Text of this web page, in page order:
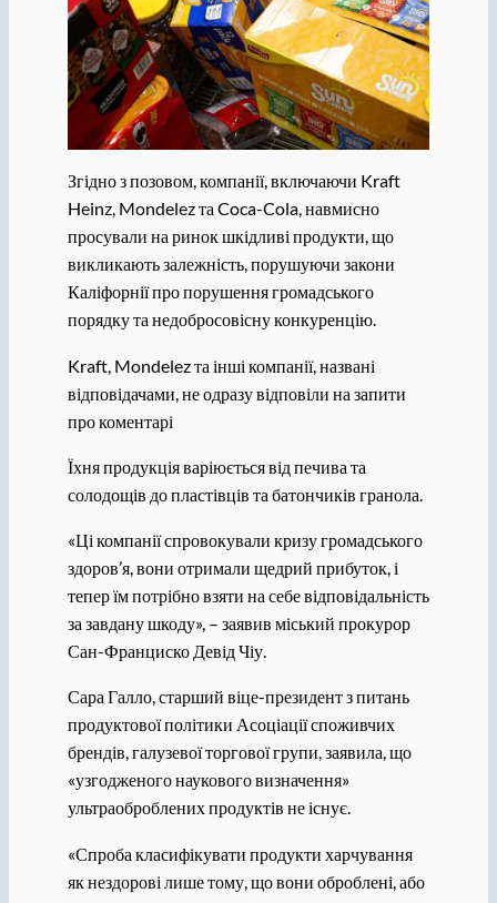
Згідно з позовом, компанії, включаючи Kraft
Heinz, Mondelez та Coca-Cola, навмисно
просували на ринок шкідливі продукти, що
викликають залежність, порушуючи закони
Каліфорнії про порушення громадського
порядку та недобросовісну конкуренцію.
Kraft, Mondelez та інші компанії, названі
відповідачами, не одразу відповіли на запити
про коментарі
Їхня продукція варіюється від печива та
солодощів до пластівців та батончиків гранола.
«Ці компанії спровокували кризу громадського
здоров’я, вони отримали щедрий прибуток, і
тепер їм потрібно взяти на себе відповідальність
за завдану шкоду», – заявив міський прокурор
Сан-Франциско Девід Чіу.
Сара Галло, старший віце-президент з питань
продуктової політики Асоціації споживчих
брендів, галузевої торгової групи, заявила, що
«узгодженого наукового визначення»
ультраоброблених продуктів не існує.
«Спроба класифікувати продукти харчування
як нездорові лише тому, що вони оброблені, або